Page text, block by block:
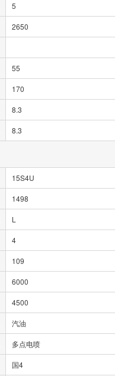
5
2650
55
170
8.3
8.3
15S4U
1498
L
4
109
6000
4500
汽油
多点电喷
国4